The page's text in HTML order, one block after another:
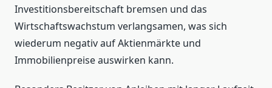
Investitionsbereitschaft bremsen und das
Wirtschaftswachstum verlangsamen, was sich
wiederum negativ auf Aktienmärkte und
Immobilienpreise auswirken kann.